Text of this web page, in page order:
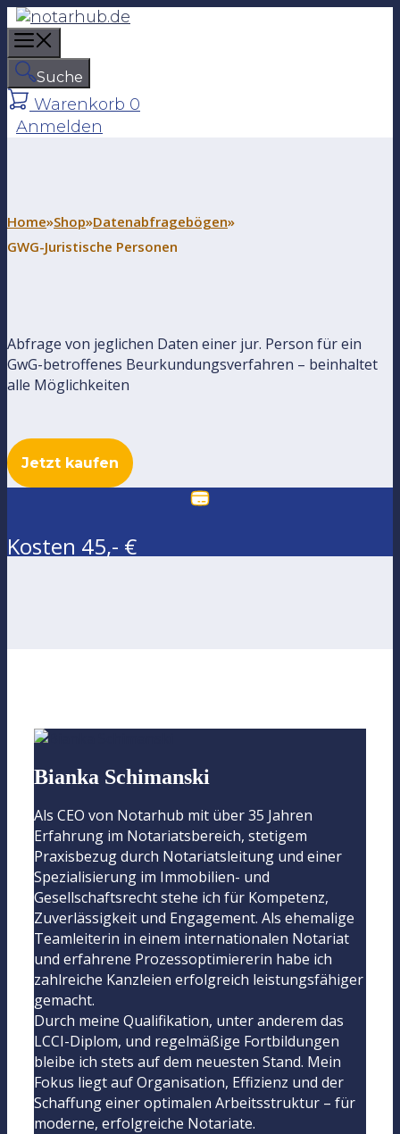
u
m
n
p
r
n
e
n
u
Suche
Warenkorb 0
Anmelden
Home»Shop»Datenabfragebögen»
GWG-Juristische Personen
Abfrage von jeglichen Daten einer jur. Person für ein
GwG-betroffenes Beurkundungsverfahren – beinhaltet
alle Möglichkeiten
Jetzt kaufen
Kosten 45,- €
Bianka Schimanski
Als CEO von Notarhub mit über 35 Jahren
Erfahrung im Notariatsbereich, stetigem
Praxisbezug durch Notariatsleitung und einer
Spezialisierung im Immobilien- und
Gesellschaftsrecht stehe ich für Kompetenz,
Zuverlässigkeit und Engagement. Als ehemalige
Teamleiterin in einem internationalen Notariat
und erfahrene Prozessoptimiererin habe ich
zahlreiche Kanzleien erfolgreich leistungsfähiger
gemacht.
Durch meine Qualifikation, unter anderem das
LCCI-Diplom, und regelmäßige Fortbildungen
bleibe ich stets auf dem neuesten Stand. Mein
Fokus liegt auf Organisation, Effizienz und der
Schaffung einer optimalen Arbeitsstruktur – für
moderne, erfolgreiche Notariate.